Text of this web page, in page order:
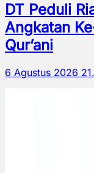
DT Peduli
Angkatan
Qur’ani
6 Agustus 2026